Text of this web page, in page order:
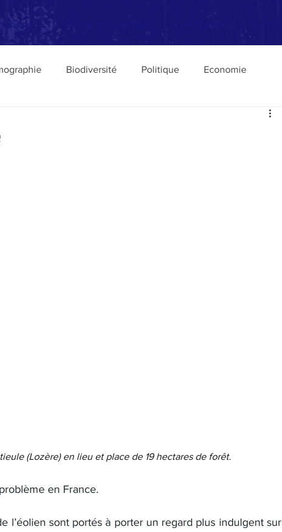
Biodiversité Politique Economie
Guerre
(Lozère) en lieu et place de 19 hectares de forêt.
en France.
l’éolien sont portés à porter un regard plus indulgent sur